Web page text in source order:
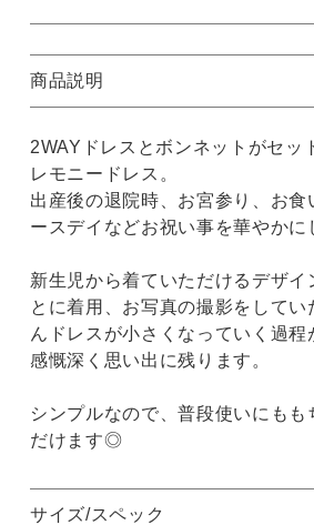
商品説明
2WAYドレスとボンネットがセッ
レモニードレス。
出産後の退院時、お宮参り、お
ースデイなどお祝い事を華やかに
新生児から着ていただけるデザイ
とに着用、お写真の撮影をして
んドレスが小さくなっていく過程
感慨深く思い出に残ります。
シンプルなので、普段使いにもも
だけます◎
サイズ/スペック